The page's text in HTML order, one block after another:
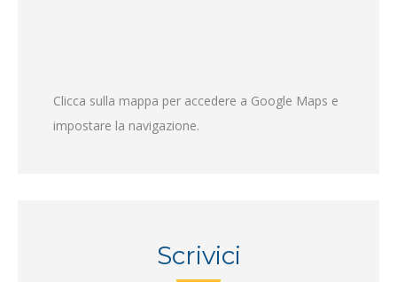
Clicca sulla mappa per accedere a Google Maps e
impostare la navigazione.
Scrivici